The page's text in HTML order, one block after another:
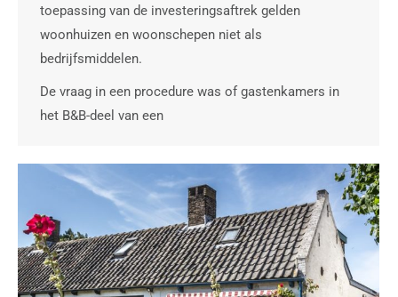
toepassing van de investeringsaftrek gelden
woonhuizen en woonschepen niet als
bedrijfsmiddelen.
De vraag in een procedure was of gastenkamers in
het B&B-deel van een